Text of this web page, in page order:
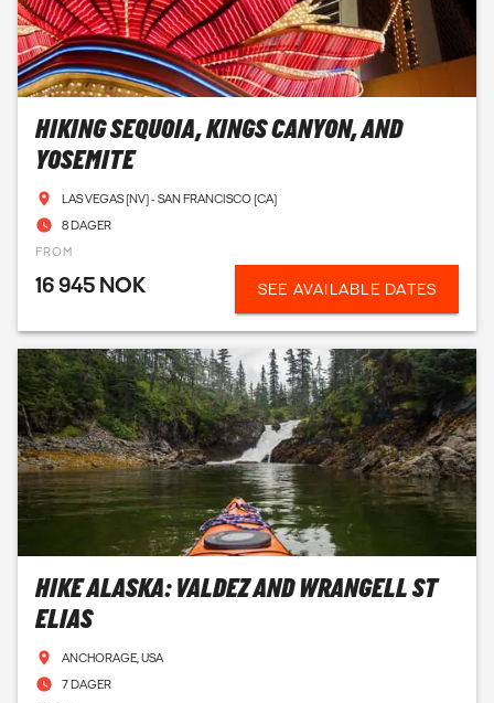
HIKING SEQUOIA, KINGS CANYON, AND
YOSEMITE
LAS VEGAS (NV) - SAN FRANCISCO (CA)
8 DAGER
FROM
16 945 NOK SEE AVAILABLE DATES
HIKE ALASKA: VALDEZ AND WRANGELL ST
ELIAS
ANCHORAGE, USA
7 DAGER